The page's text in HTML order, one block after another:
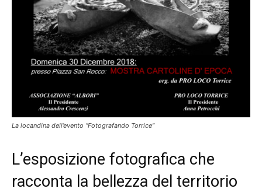
La locandina dell’evento “Fotografando Torrice”
L’esposizione fotografica che
racconta la bellezza del territorio